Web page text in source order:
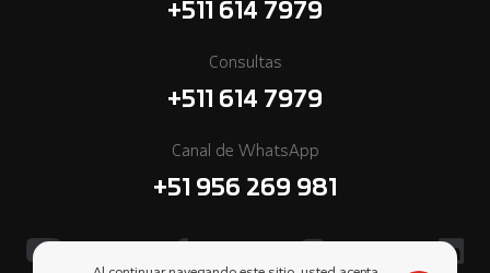
+511 614 7979
Consultas
+511 614 7979
Canal de WhatsApp
+51 956 269 981